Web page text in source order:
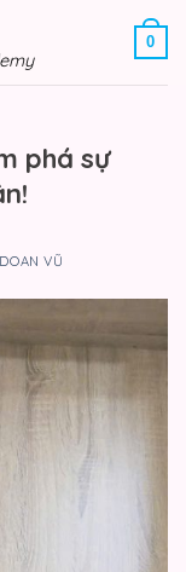
0
phá sự
DOAN VŨ